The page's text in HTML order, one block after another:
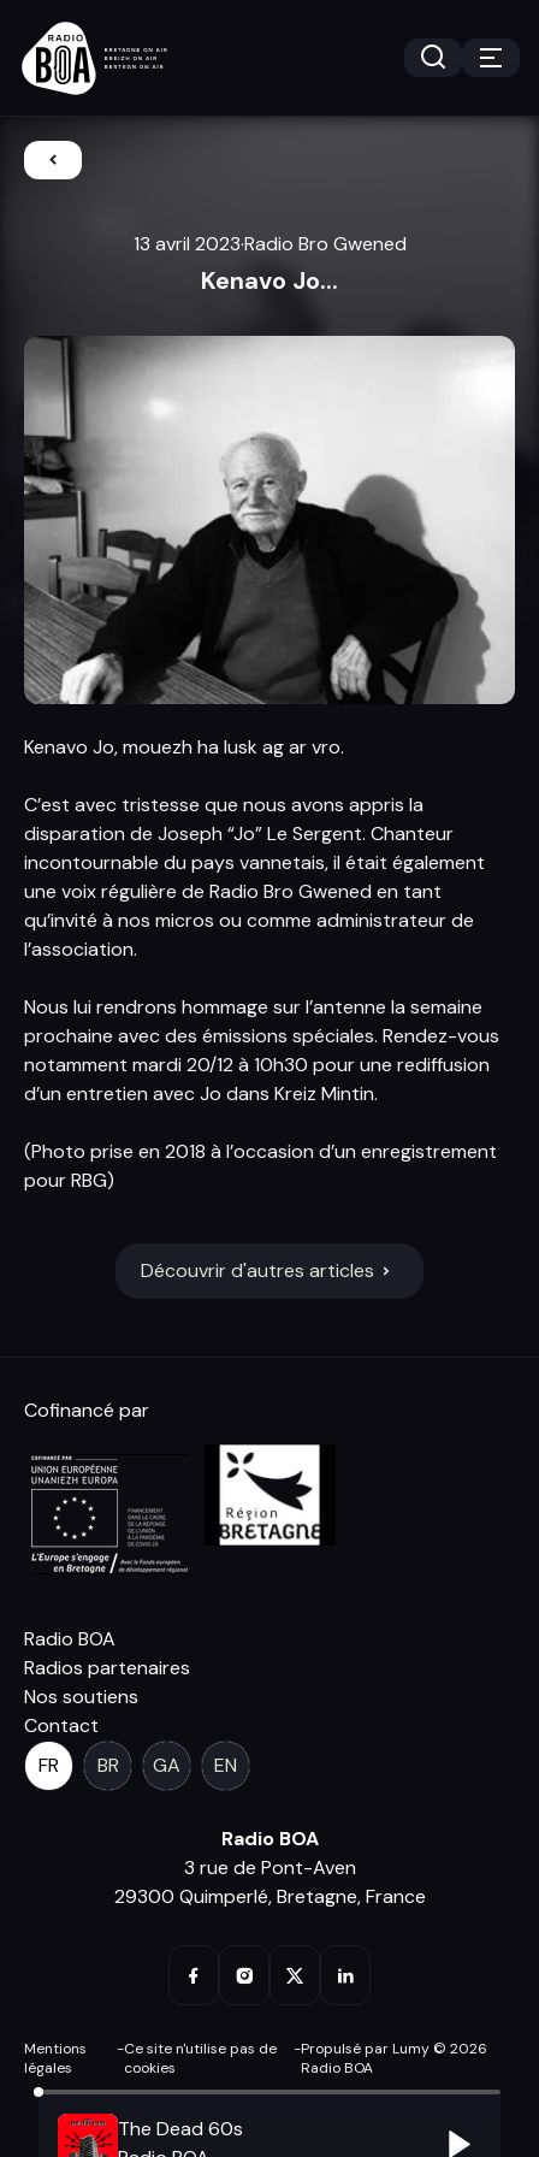
13 avril 2023·Radio Bro Gwened
Kenavo Jo...
Kenavo Jo, mouezh ha lusk ag ar vro.
C’est avec tristesse que nous avons appris la
disparation de Joseph “Jo” Le Sergent. Chanteur
incontournable du pays vannetais, il était également
une voix régulière de Radio Bro Gwened en tant
qu’invité à nos micros ou comme administrateur de
l’association.
Nous lui rendrons hommage sur l’antenne la semaine
prochaine avec des émissions spéciales. Rendez-vous
notamment mardi 20/12 à 10h30 pour une rediffusion
d’un entretien avec Jo dans Kreiz Mintin.
(Photo prise en 2018 à l’occasion d’un enregistrement
pour RBG)
Découvrir d'autres articles
Cofinancé par
Radio BOA
Radios partenaires
Nos soutiens
Contact
FR
BR GA EN
Radio BOA
3 rue de Pont-Aven
29300 Quimperlé, Bretagne, France
Mentions
légales
-Ce site n'utilise pas de
cookies
-Propulsé par Lumy © 2026
Radio BOA
The Dead 60s